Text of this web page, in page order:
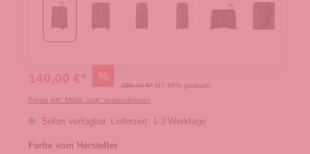
140,00 €* %
269,00 €* (47.96% gespart)
Preise inkl. MwSt. zzgl. Versandkosten
Sofort verfügbar, Lieferzeit: 1-3 Werktage
Farbe vom Hersteller